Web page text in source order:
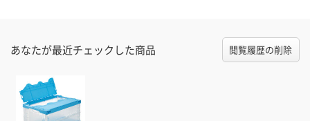
あなたが最近チェックした商品 閲覧履歴の削除